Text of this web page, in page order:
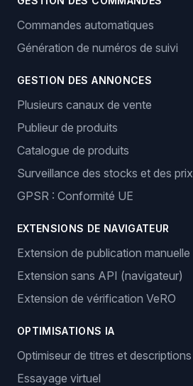
Commandes automatiques
Génération de numéros de suivi
GESTION DES ANNONCES
Plusieurs canaux de vente
Publieur de produits
Catalogue de produits
Surveillance des stocks et des prix
GPSR : Conformité UE
EXTENSIONS DE NAVIGATEUR
Extension de publication manuelle
Extension sans API (navigateur)
Extension de vérification VeRO
OPTIMISATIONS IA
Optimiseur de titres et descriptions
Essayage virtuel